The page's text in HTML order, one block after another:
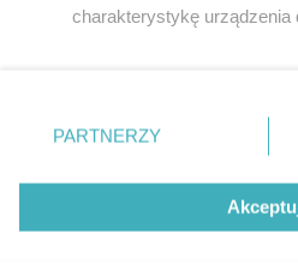
ODWIEDŹ RÓWNIEŻ:
© 2026
charakterystykę urządzenia
zmienić/wycofać klikając
znajdujący się w lewym
użytkownika, ale masz
przetwarzaniu. Preferencje
PARTNERZY